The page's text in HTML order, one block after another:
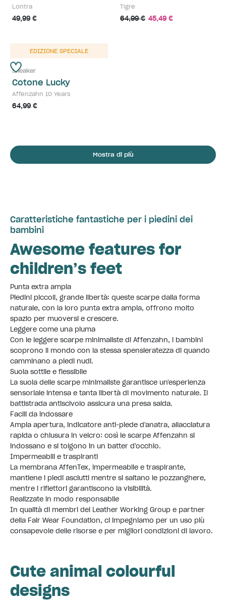
Lontra
49,99 €
Tigre
64,99 € 45,49 €
EDIZIONE SPECIALE
Sneaker
Cotone Lucky
Affenzahn 10 Years
64,99 €
Mostra di più
Caratteristiche fantastiche per i piedini dei
bambini
Awesome features for
children’s feet
Punta extra ampia
Piedini piccoli, grande libertà: queste scarpe dalla forma
naturale, con la loro punta extra ampia, offrono molto
spazio per muoversi e crescere.
Leggere come una piuma
Con le leggere scarpe minimaliste di Affenzahn, i bambini
scoprono il mondo con la stessa spensieratezza di quando
camminano a piedi nudi.
Suola sottile e flessibile
La suola delle scarpe minimaliste garantisce un'esperienza
sensoriale intensa e tanta libertà di movimento naturale. Il
battistrada antiscivolo assicura una presa salda.
Facili da indossare
Ampia apertura, indicatore anti-piede d'anatra, allacciatura
rapida o chiusura in velcro: così le scarpe Affenzahn si
indossano e si tolgono in un batter d'occhio.
Impermeabili e traspiranti
La membrana AffenTex, impermeabile e traspirante,
mantiene i piedi asciutti mentre si saltano le pozzanghere,
mentre i riflettori garantiscono la visibilità.
Realizzate in modo responsabile
In qualità di membri del Leather Working Group e partner
della Fair Wear Foundation, ci impegniamo per un uso più
consapevole delle risorse e per migliori condizioni di lavoro.
Cute animal colourful
designs